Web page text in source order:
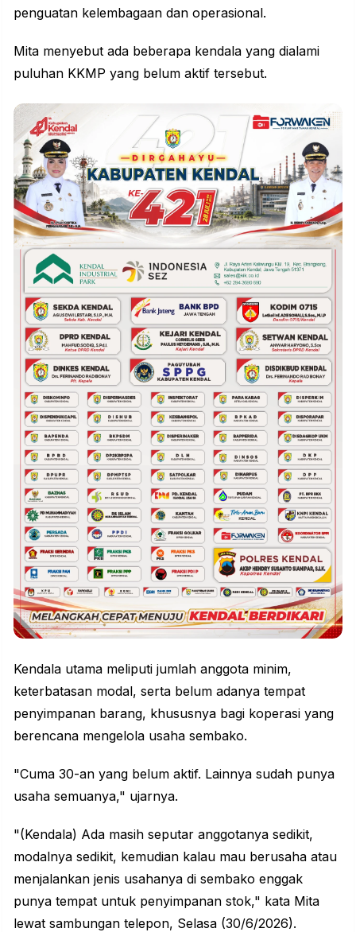
penguatan kelembagaan dan operasional.
Mita menyebut ada beberapa kendala yang dialami
puluhan KKMP yang belum aktif tersebut.
Kendala utama meliputi jumlah anggota minim,
keterbatasan modal, serta belum adanya tempat
penyimpanan barang, khususnya bagi koperasi yang
berencana mengelola usaha sembako.
"Cuma 30-an yang belum aktif. Lainnya sudah punya
usaha semuanya," ujarnya.
"(Kendala) Ada masih seputar anggotanya sedikit,
modalnya sedikit, kemudian kalau mau berusaha atau
menjalankan jenis usahanya di sembako enggak
punya tempat untuk penyimpanan stok," kata Mita
lewat sambungan telepon, Selasa (30/6/2026).